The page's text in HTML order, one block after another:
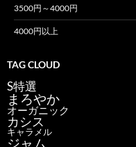
3500円～4000円
4000円以上
TAG CLOUD
S特選
まろやか
オーガニック
カシス
キャラメル
ジャム